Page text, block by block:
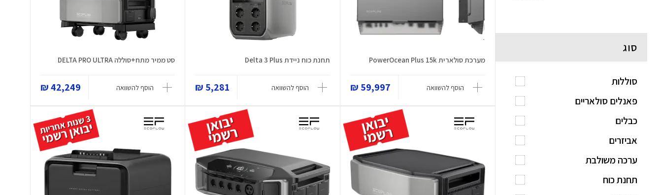
מערכת סולארית PowerOcean Plus 15k
הוסף להשוואה 59,997 ₪
תחנת כוח ניידת Delta 3 Plus
הוסף להשוואה 5,281 ₪
סט ממיר מתח+סוללה DELTA PRO ULTRA
הוסף להשוואה 42,249 ₪
סוג
סוללות
פאנלים סולאריים
כבלים
אביזרים
ערכה משולבת
תחנת כוח